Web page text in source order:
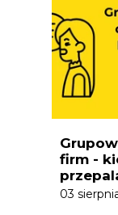
firm -
03